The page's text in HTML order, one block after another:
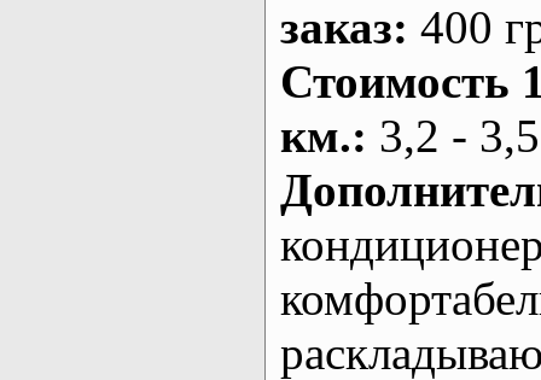
заказ: 400
Стоимость
км.: 3,2 -